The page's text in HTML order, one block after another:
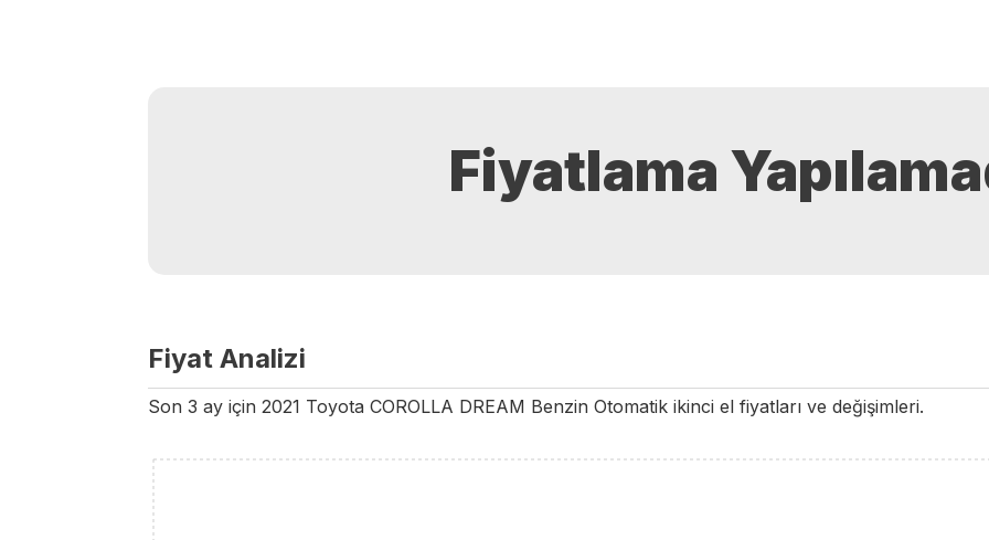
Fiyatlama
Fiyat Analizi
Son 3 ay için 2021 Toyota COROLLA DREAM Benzin Otomatik ikinci el fiyatları ve değişimleri.